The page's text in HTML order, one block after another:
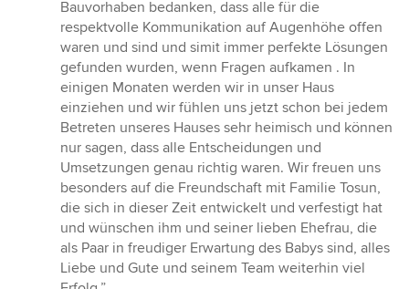
Bauvorhaben bedanken, dass alle für die
respektvolle Kommunikation auf Augenhöhe offen
waren und sind und simit immer perfekte Lösungen
gefunden wurden, wenn Fragen aufkamen . In
einigen Monaten werden wir in unser Haus
einziehen und wir fühlen uns jetzt schon bei jedem
Betreten unseres Hauses sehr heimisch und können
nur sagen, dass alle Entscheidungen und
Umsetzungen genau richtig waren. Wir freuen uns
besonders auf die Freundschaft mit Familie Tosun,
die sich in dieser Zeit entwickelt und verfestigt hat
und wünschen ihm und seiner lieben Ehefrau, die
als Paar in freudiger Erwartung des Babys sind, alles
Liebe und Gute und seinem Team weiterhin viel